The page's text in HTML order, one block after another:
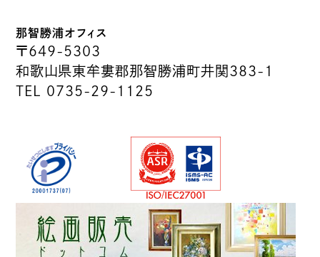
那智勝浦オフィス
〒649-5303
和歌山県東牟婁郡那智勝浦町井関383-1
TEL 0735-29-1125